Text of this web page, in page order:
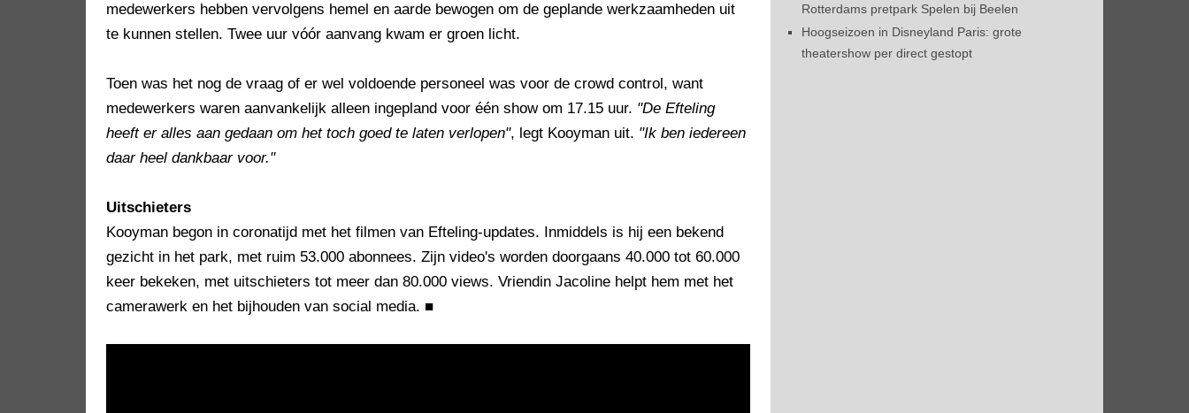
medewerkers hebben vervolgens hemel en aarde bewogen om de geplande werkzaamheden uit
te kunnen stellen. Twee uur vóór aanvang kwam er groen licht.
Toen was het nog de vraag of er wel voldoende personeel was voor de crowd control, want
medewerkers waren aanvankelijk alleen ingepland voor één show om 17.15 uur. "De Efteling
heeft er alles aan gedaan om het toch goed te laten verlopen", legt Kooyman uit. "Ik ben iedereen
daar heel dankbaar voor."
Uitschieters
Kooyman begon in coronatijd met het filmen van Efteling-updates. Inmiddels is hij een bekend
gezicht in het park, met ruim 53.000 abonnees. Zijn video's worden doorgaans 40.000 tot 60.000
keer bekeken, met uitschieters tot meer dan 80.000 views. Vriendin Jacoline helpt hem met het
camerawerk en het bijhouden van social media. ■
Rotterdams pretpark Spelen bij Beelen
Hoogseizoen in Disneyland Paris: grote
theatershow per direct gestopt